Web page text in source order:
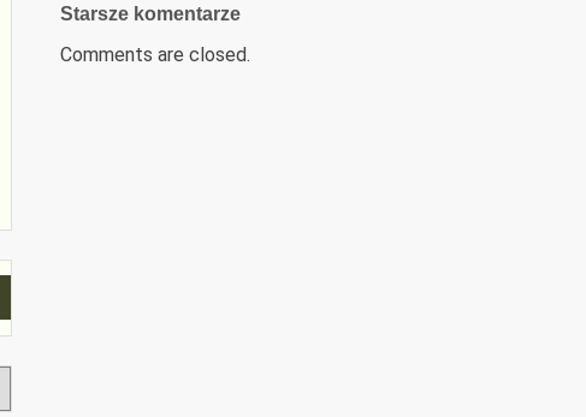
Nawigacja
komentarzy
Starsze komentarze
Comments are closed.